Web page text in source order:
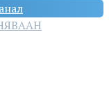
ВААН